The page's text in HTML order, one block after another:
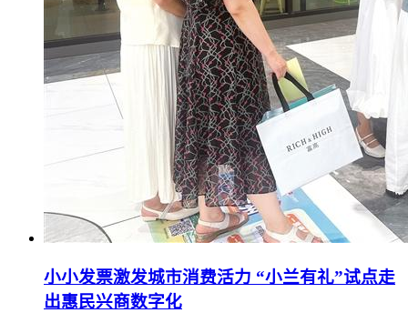
小小发票激发城市消费活力 “小兰有礼”试点走
出惠民兴商数字化